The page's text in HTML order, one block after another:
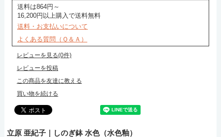
送料は864円～
16,200円以上購入で送料無料
送料・お支払いについて
よくある質問（Ｑ＆Ａ）
レビューを見る(0件)
レビューを投稿
この商品を友達に教える
買い物を続ける
立原 亜紀子｜しのぎ鉢 水色（水色釉）